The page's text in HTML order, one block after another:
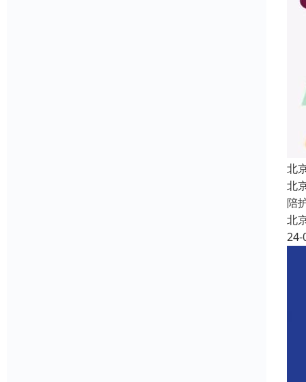
北
北
陪
北
24-